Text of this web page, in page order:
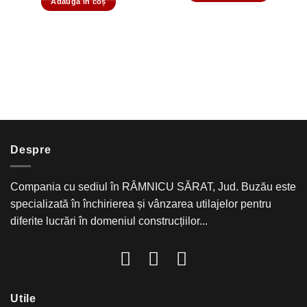
Despre
Compania cu sediul în RÂMNICU SĂRAT, Jud. Buzău este
specializată în închirierea și vânzarea utilajelor pentru
diferite lucrări în domeniul construcțiilor...
Utile